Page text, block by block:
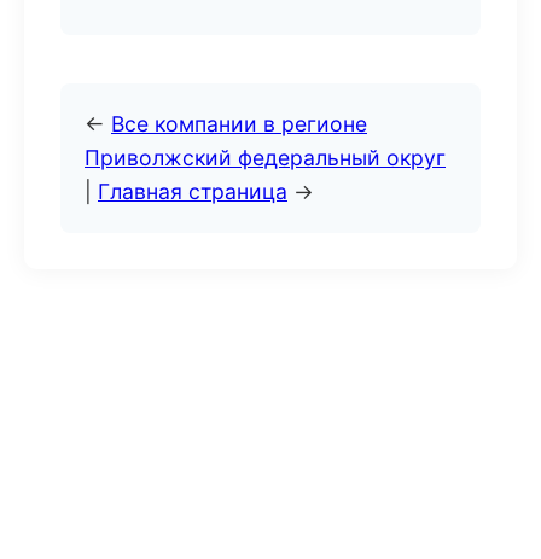
← Все компании в регионе
Приволжский федеральный округ
Главная страница →